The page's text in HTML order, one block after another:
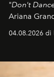
"Don't
Ariana
colonna
04.08.2026 di